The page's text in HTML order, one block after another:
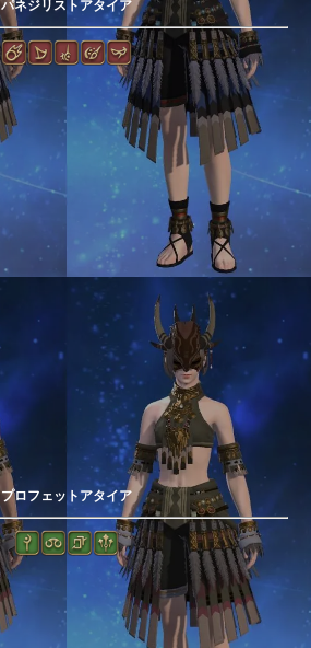
パネジリストアタイア
プロフェットアタイア